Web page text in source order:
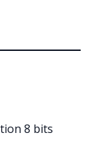
8 bits